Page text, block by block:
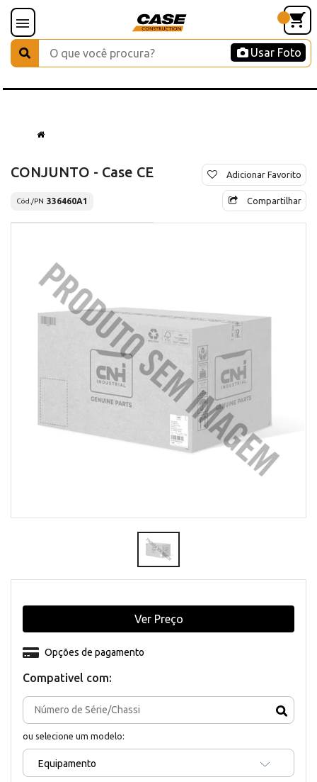
Usar Foto
CONJUNTO - Case CE
Cód./PN 336460A1
Adicionar Favorito
Compartilhar
Compativel com:
ou selecione um modelo:
Equipamento
Opções de pagamento
Ver Preço